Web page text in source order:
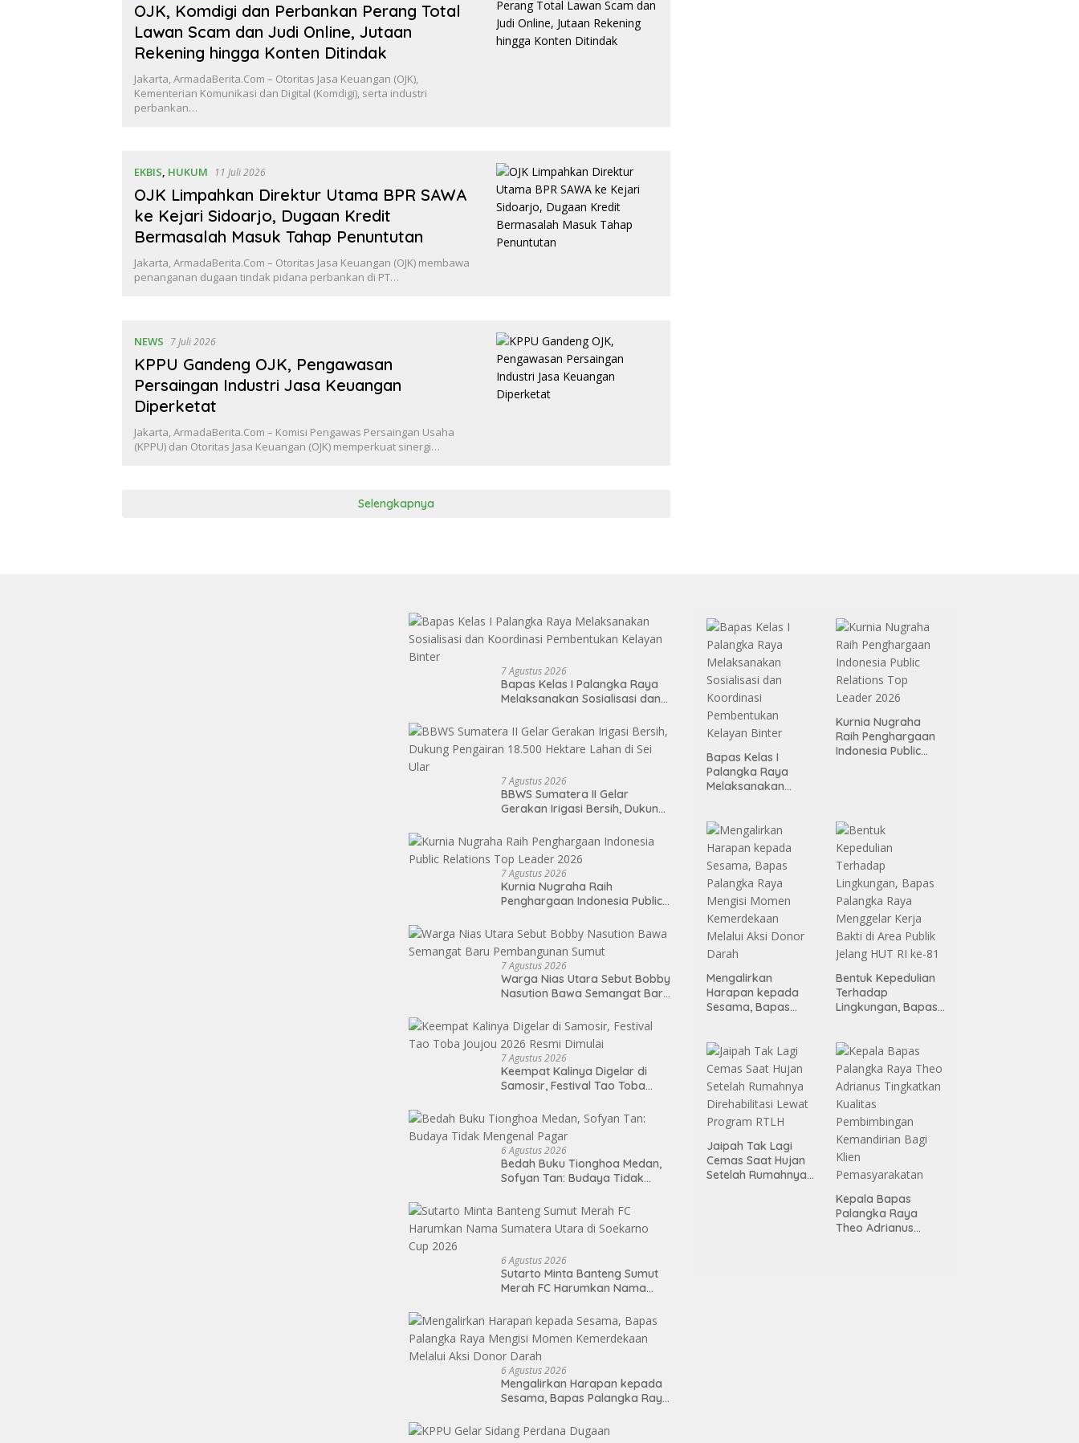
OJK, Komdigi dan Perbankan Perang Total
Lawan Scam dan Judi Online, Jutaan
Rekening hingga Konten Ditindak
Jakarta, ArmadaBerita.Com – Otoritas Jasa Keuangan (OJK),
Kementerian Komunikasi dan Digital (Komdigi), serta industri
perbankan…
EKBIS, HUKUM 11 Juli 2026
OJK Limpahkan Direktur Utama BPR SAWA
ke Kejari Sidoarjo, Dugaan Kredit
Bermasalah Masuk Tahap Penuntutan
Jakarta, ArmadaBerita.Com – Otoritas Jasa Keuangan (OJK) membawa
penanganan dugaan tindak pidana perbankan di PT…
NEWS 7 Juli 2026
KPPU Gandeng OJK, Pengawasan
Persaingan Industri Jasa Keuangan
Diperketat
Jakarta, ArmadaBerita.Com – Komisi Pengawas Persaingan Usaha
(KPPU) dan Otoritas Jasa Keuangan (OJK) memperkuat sinergi…
Selengkapnya
7 Agustus 2026
Bapas Kelas I Palangka Raya
Melaksanakan Sosialisasi dan
Kelayan Binter
7 Agustus 2026
BBWS Sumatera II Gelar
Gerakan Irigasi Bersih, Dukung
Lahan di Sei Ular
7 Agustus 2026
Kurnia Nugraha Raih
Penghargaan Indonesia Public
7 Agustus 2026
Warga Nias Utara Sebut Bobby
Nasution Bawa Semangat Baru
7 Agustus 2026
Keempat Kalinya Digelar di
Samosir, Festival Tao Toba
6 Agustus 2026
Bedah Buku Tionghoa Medan,
Sofyan Tan: Budaya Tidak
6 Agustus 2026
Sutarto Minta Banteng Sumut
Merah FC Harumkan Nama
Cup 2026
6 Agustus 2026
Mengalirkan Harapan kepada
Sesama, Bapas Palangka Raya
Melalui Aksi Donor Darah
Bapas Kelas I
Palangka Raya
Melaksanakan
Pembentukan
Kelayan Binter
Kurnia Nugraha
Raih Penghargaan
Indonesia Public
Mengalirkan
Harapan kepada
Sesama, Bapas
Kemerdekaan
Melalui Aksi Donor
Darah
Bentuk Kepedulian
Terhadap
Lingkungan, Bapas
Bakti di Area Publik
Jelang HUT RI ke-81
Jaipah Tak Lagi
Cemas Saat Hujan
Setelah Rumahnya
Kepala Bapas
Palangka Raya
Theo Adrianus